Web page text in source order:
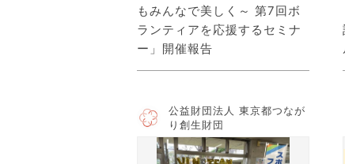
もみんなで美しく～ 第7回ボ
ランティアを応援するセミナ
ー」開催報告
公益財団法人 東京都つなが
り創生財団